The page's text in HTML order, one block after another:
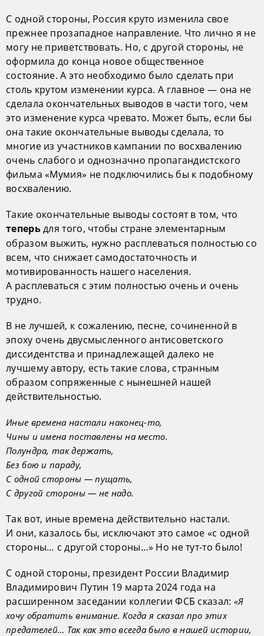
С одной стороны, Россия круто изменила свое
прежнее прозападное направление. Что лично я не
могу не приветствовать. Но, с другой стороны, не
оформила до конца новое общественное
состояние. А это необходимо было сделать при
столь крутом изменении курса. А главное — она не
сделала окончательных выводов в части того, чем
это изменение курса чревато. Может быть, если бы
она такие окончательные выводы сделала, то
многие из участников кампании по восхвалению
очень слабого и однозначно пропагандистского
фильма «Мумия» не подключились бы к подобному
восхвалению.
Такие окончательные выводы состоят в том, что
теперьдля того, чтобы стране элементарным
образом выжить, нужно расплеваться полностью со
всем, что снижает самодостаточность и
мотивированность нашего населения.
А расплеваться с этим полностью очень и очень
трудно.
В не лучшей, к сожалению, песне, сочиненной в
эпоху очень двусмысленного антисоветского
диссидентства и принадлежащей далеко не
лучшему автору, есть такие слова, странным
образом сопряженные с нынешней нашей
действительностью.
Иные времена настали наконец-то,
Чины и имена поставлены на место.
Полундра, так держать,
Без бою и параду,
С одной стороны — пущать,
С другой стороны — не надо.
Так вот, иные времена действительно настали.
И они, казалось бы, исключают это самое «с одной
стороны… с другой стороны…» Но не тут-то было!
С одной стороны, президент России Владимир
Владимирович Путин 19 марта 2024 года на
расширенном заседании коллегии ФСБ сказал: «Я
хочу обратить внимание. Когда я сказал про этих
предателей… Так как это всегда было в нашей истории,